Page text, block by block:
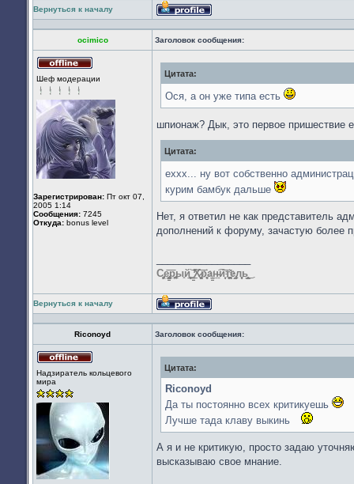
Вернуться к началу
Профиль
ocimico Заголовок сообщения:
в
Шеф модерации
Зарегистрирован: Пт окт 07,
2005 1:14
Сообщения: 7245
Откуда: bonus level
Цитата:
Ося, а он уже типа есть
шпионаж? Дык, это первое пришествие
Цитата:
еххх... ну вот собственно
курим бамбук дальше
Нет, я ответил не как представитель
дополнений к форуму, зачастую более
С̡̗̩̝͖̟̦͉е̢͏̦̙̳̲̰͚̭̹͞р̢̥̮̞̲̼ы͈й̨̝͚̻̱̖͟͝ ̳͚̕̕͠Х̷͔̦̦̗̞̬͞р̨҉͈͈а͘͏̳̠͙͢н̵͍͘͡и̣̝͙͞ͅт҉̛̮̙̪͖̠̙͈͕̭е̢̩̫̰л͈̥͔̹̩ͅь͓̤͇̫͎̲̤̙͜
Вернуться к началу
Профиль
Riconoyd Заголовок сообщения:
в
Надзиратель кольцевого
мира
Цитата:
Riconoyd
Да ты постоянно всех критикуешь
Лучше тада клаву выкинь
А я и не критикую, просто задаю
высказываю свое мнание.